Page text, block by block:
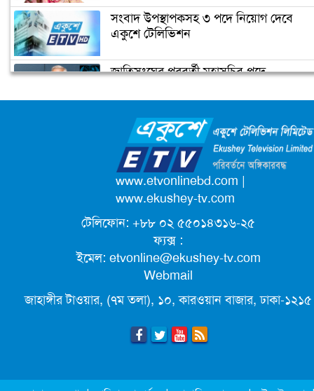
ফ্রান্সের মুসলিমদের আলটিমেটাম দিলেন
ম্যাক্রোঁ
কমলার ইতিহাস
সংবাদ উপস্থাপকসহ ৩ পদে নিয়োগ দেবে
একুশে টেলিভিশন
জাতিসংঘের পরবর্তী মহাসচিব পদে
ক্যাম্পাস অ্যাম্বাসেডর নিয়োগ দিচ্ছে একুশে
টেলিভিশন
পদোন্নতি পেয়ে সচিব হলেন ২ কর্মকর্তা
লিগ্যাল এইডের মাধ্যমে সন্তান ফিরে পেল
সেই কিশোরী মা জুঁই
জেট ফুয়েলের দাম কমলো লিটারে ১৯ টাকা
মূল্যস্ফীতি কমে জুনে ৯ দশমিক ১৬ শতাংশ
www.etvonlinebd.com |
www.ekushey-tv.com
টেলিফোন: +৮৮ ০২ ৫৫০১৪৩১৬-২৫
ফ্যক্স :
ইমেল: etvonline@ekushey-tv.com
Webmail
জাহাঙ্গীর টাওয়ার, (৭ম তলা), ১০, কারওয়ান বাজার, ঢাকা-১২১৫